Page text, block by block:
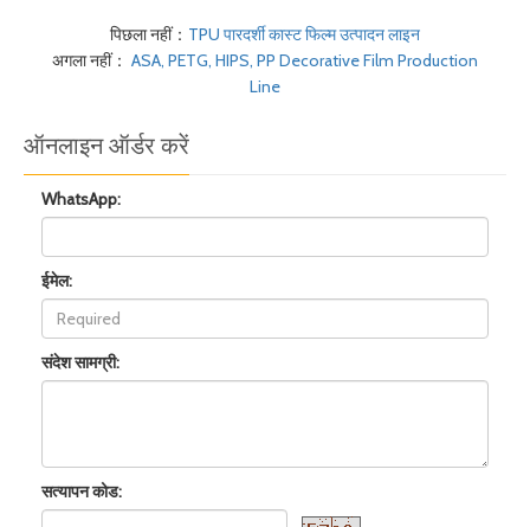
पिछला नहीं： TPU पारदर्शी कास्ट फिल्म उत्पादन लाइन
अगला नहीं： ASA, PETG, HIPS, PP Decorative Film Production
Line
ऑनलाइन ऑर्डर करें
WhatsApp:
ईमेल:
संदेश सामग्री:
सत्यापन कोड: